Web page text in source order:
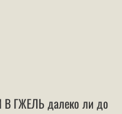
ГЖЕЛЬ далеко ли до